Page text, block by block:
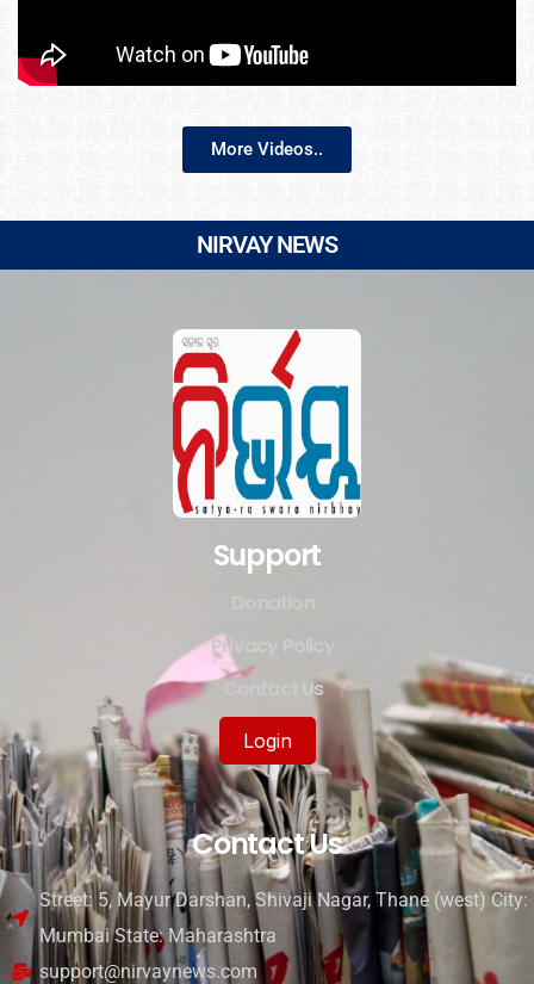
More Videos..
NIRVAY NEWS
Support
Privacy Policy
Contact Us
Login
Contact Us
Street: 5, Mayur Darshan, Shivaji Nagar, Thane (west) City:
Mumbai State: Maharashtra
support@nirvaynews.com